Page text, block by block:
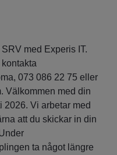
med Experis IT.
073 086 22 75 eller
Välkommen med din
2026. Vi arbetar med
att du skickar in din
ta något längre